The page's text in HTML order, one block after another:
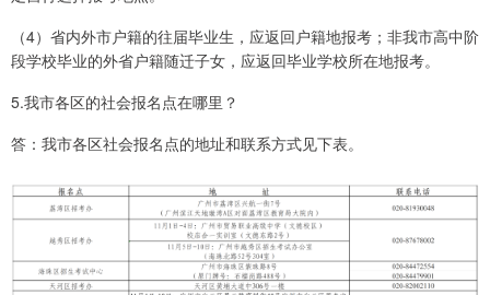
（4）省内外市户籍的往届毕业生，应返回户籍地报考；非我市高中阶
段学校毕业的外省户籍随迁子女，应返回毕业学校所在地报考。
5.我市各区的社会报名点在哪里？
答：我市各区社会报名点的地址和联系方式见下表。